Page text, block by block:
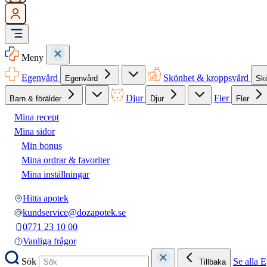
Meny
Egenvård
Egenvård Skönhet & kroppsvård
Barn & förälder Djur Djur Fler Fler
Mina recept
Mina sidor
Min bonus
Mina ordrar & favoriter
Mina inställningar
Hitta apotek
kundservice@dozapotek.se
0771 23 10 00
Vanliga frågor
Sök
Tillbaka Se alla